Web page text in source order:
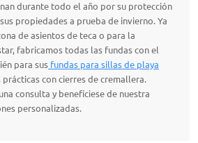
durante todo el año por su protección
propiedades a prueba de invierno. Ya
de asientos de teca o para la
fabricamos todas las fundas con el
para sus fundas para sillas de playa
con cierres de cremallera.
consulta y benefíciese de nuestra
personalizadas.